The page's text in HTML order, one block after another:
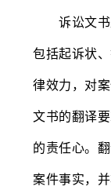
诉讼文书
包括起诉状
律效力，对
文书的翻译
的责任心。
案件事实，